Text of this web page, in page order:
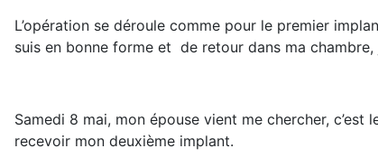
L’opération se déroule comme pour le premier
suis en bonne forme et de retour dans ma
Samedi 8 mai, mon épouse vient me chercher,
recevoir mon deuxième implant.